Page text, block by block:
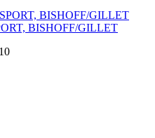
BISHOFF/GILLET